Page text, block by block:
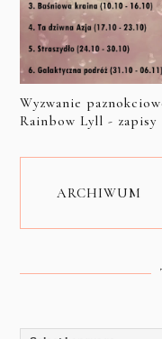
Wyzwanie
Rainbow Lyll - zapisy
ARCHIWUM